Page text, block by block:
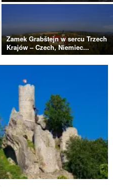
Zamek Grabštejn w sercu Trzech
Krajów – Czech, Niemiec...